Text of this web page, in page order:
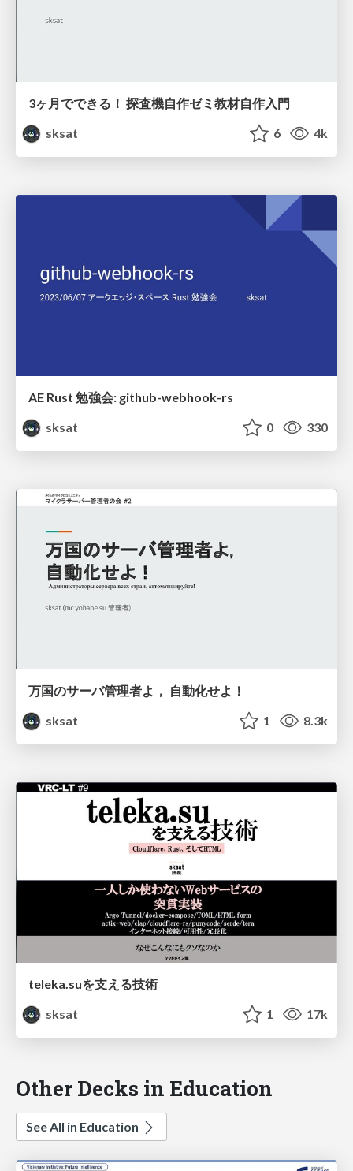
3ヶ月でできる！ 探査機自作ゼミ教材自作入門
sksat
6 4k
AE Rust 勉強会: github-webhook-rs
sksat
0 330
万国のサーバ管理者よ， 自動化せよ！
sksat
1 8.3k
teleka.suを支える技術
sksat
1 17k
Other Decks in Education
See All in Education